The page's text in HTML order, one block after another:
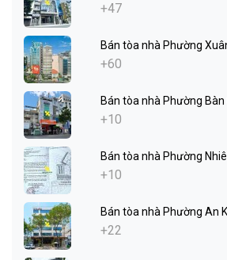
+47
Bán tòa nhà Phường
+60
Bán tòa nhà Phường Bàn
+10
Bán tòa nhà Phường
+10
Bán tòa nhà Phường An
+22